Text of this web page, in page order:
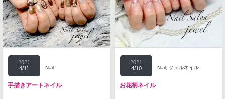
2021
4/11
Nail
手描きアートネイル
2021
4/10
Nail ジェルネイル
お花柄ネイル